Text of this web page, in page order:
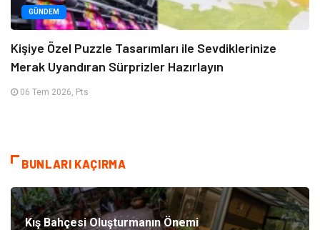
GÜNDEM
Kişiye Özel Puzzle Tasarımları ile Sevdiklerinize
Merak Uyandıran Sürprizler Hazırlayın
06 Tem 2026, Pts
BUNLARI KAÇIRMA
Kış Bahçesi Oluşturmanın Önemi